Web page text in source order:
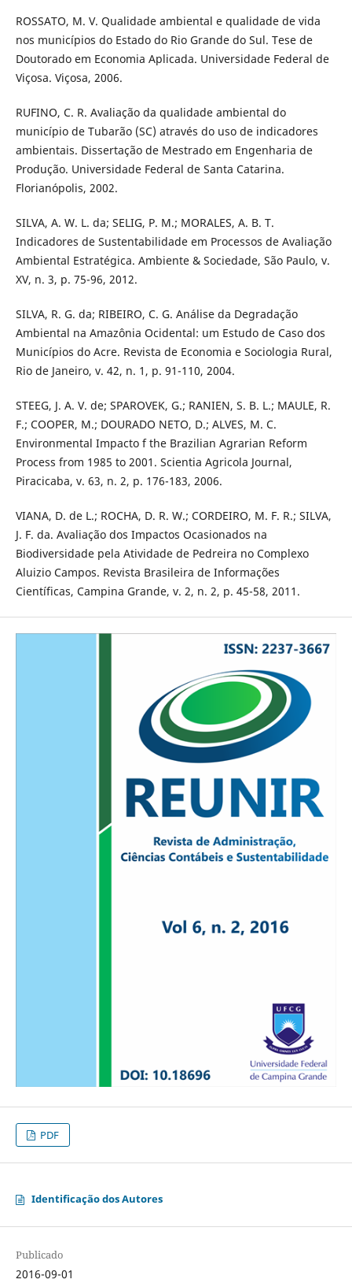
ROSSATO, M. V. Qualidade ambiental e qualidade de vida
nos municípios do Estado do Rio Grande do Sul. Tese de
Doutorado em Economia Aplicada. Universidade Federal de
Viçosa. Viçosa, 2006.
RUFINO, C. R. Avaliação da qualidade ambiental do
município de Tubarão (SC) através do uso de indicadores
ambientais. Dissertação de Mestrado em Engenharia de
Produção. Universidade Federal de Santa Catarina.
Florianópolis, 2002.
SILVA, A. W. L. da; SELIG, P. M.; MORALES, A. B. T.
Indicadores de Sustentabilidade em Processos de Avaliação
Ambiental Estratégica. Ambiente & Sociedade, São Paulo, v.
XV, n. 3, p. 75-96, 2012.
SILVA, R. G. da; RIBEIRO, C. G. Análise da Degradação
Ambiental na Amazônia Ocidental: um Estudo de Caso dos
Municípios do Acre. Revista de Economia e Sociologia Rural,
Rio de Janeiro, v. 42, n. 1, p. 91-110, 2004.
STEEG, J. A. V. de; SPAROVEK, G.; RANIEN, S. B. L.; MAULE, R.
F.; COOPER, M.; DOURADO NETO, D.; ALVES, M. C.
Environmental Impacto f the Brazilian Agrarian Reform
Process from 1985 to 2001. Scientia Agricola Journal,
Piracicaba, v. 63, n. 2, p. 176-183, 2006.
VIANA, D. de L.; ROCHA, D. R. W.; CORDEIRO, M. F. R.; SILVA,
J. F. da. Avaliação dos Impactos Ocasionados na
Biodiversidade pela Atividade de Pedreira no Complexo
Aluizio Campos. Revista Brasileira de Informações
Científicas, Campina Grande, v. 2, n. 2, p. 45-58, 2011.
PDF
Identificação dos Autores
Publicado
2016-09-01